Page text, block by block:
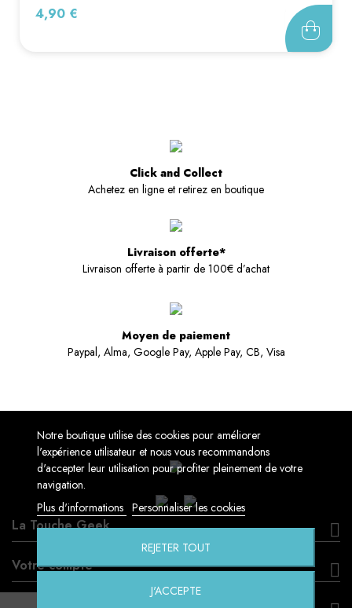
Prix
4,90 €
Click and Collect
Achetez en ligne et retirez en boutique
Livraison offerte*
Livraison offerte à partir de 100€ d’achat
Moyen de paiement
Paypal, Alma, Google Pay, Apple Pay, CB, Visa
La Touche Geek
Votre compte
Notre boutique utilise des cookies pour améliorer
l'expérience utilisateur et nous vous recommandons
d'accepter leur utilisation pour profiter pleinement de votre
navigation.
Plus d'informations Personnaliser les cookies
REJETER TOUT
J'ACCEPTE